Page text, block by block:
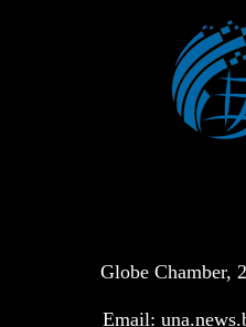
Globe Chamber,
Email: